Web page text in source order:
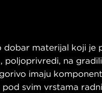
materijal koji je
poljoprivredi, na
imaju
svim vrstama